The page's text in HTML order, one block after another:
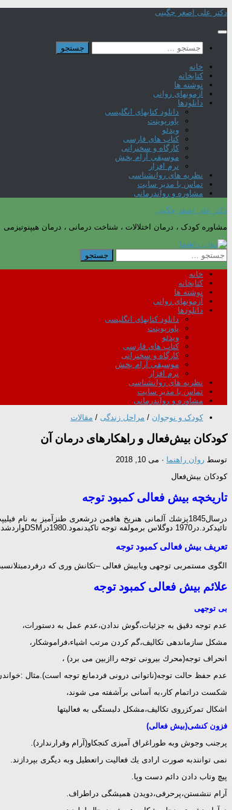
Skip
content
دکتر علی اصغر چگینی
جستجو
برای:
خانه
کتابخانه
نوشته ها
آزمونهای روانی
دانلودها
دانلود کتابهای انگلیسی
پاورپوینت
ویدئو
کتاب های فارسی
کارگاه و سخنرانی
موسیقی آرام بخش
نرم افزار
نظریه های روانشناسی
تماس با مدیر سایت
مشاوره و رواندرمانی
دکتر علی اصغر چگینی
مشاوره کودک ، درمان اختلالات ، شناخت درمانی ، درمان هیپنوتیزمی
جستجو
برای:
خانه
کتابخانه
نوشته ها
آزمونهای روانی
دانلودها
دانلود کتابهای انگلیسی
پاورپوینت
ویدئو
کتاب های فارسی
کارگاه و سخنرانی
موسیقی آرام بخش
نرم افزار
نظریه های روانشناسی
تماس با مدیر سایت
مشاوره و رواندرمانی
کودک و نوجوان / مراحل زندگی / مقالات
کودکان بیش‌فعال و راهکارهای درمان آن
توسط روان راهنما · می 10, 2018
کودکان بیش‌فعال
تاریخچه بیش فعالی کمبود توجه
تائیدكرد.در1970 دوگلاس برمولفه توجه تاكیدنمود.1980درDSMواردشد.1993توسط بركلی باعنوان امروزی معروف شد.درنظردادستان(1385)جزءاختلالات حركتی است.
تعریف بیش فعالی کمبود توجه
الگوی مستمربی توجهی ویابیش فعالی –تكانش وری كه درفردمبتلانسبت به همسالان آنهاازشدت
علائم بیش فعالی کمبود توجه
بی توجهی
عدم توجه دقیق به جزئیات،گوش ندادن،عدم عمل به دستورات،
مشكل سازماندهی تكالیف،گم كردن مرتب اشیاء،فراموشكار،
انحراف توجه(محرك بیرونی توجه راازبین می برد) ،
عدم حفظ حالت توجه(ناتوانی درونی فردمانع توجه است).مثال
شكست دراتمام كار،به آسانی برآشفته می شوند،
اشكال تمركزروی تكالیف،مشكل دلبستگی به فعالیتها
فزون كنشی(بیش فعالی)
پرجنب وجوش وبه طوراغراق آمیزی كنجكاو(آرام وقرارندارد).
نمی توانندبه صورت ارادی یك فعالیت راتعطیل وبه دیگری بپردازند.
پیچ وتاب دادن دائم دست وپا.
آرام ننشستن،پرحرفی،دویدن همیشگی دراطراف.